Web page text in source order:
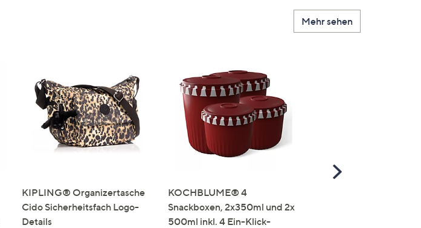
Mehr sehen
KIPLING® Organizertasche
Cido Sicherheitsfach Logo-
Details
KOCHBLUME® 4
Snackboxen, 2x350ml und 2x
500ml inkl. 4 Ein-Klick-
Scroll